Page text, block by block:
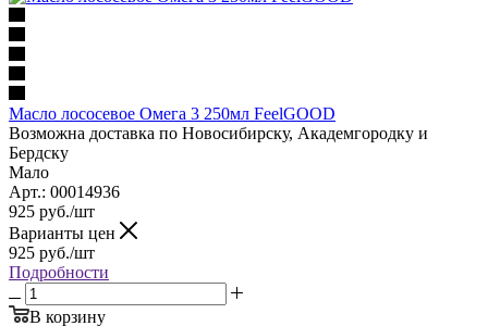
Масло лососевое Омега 3 250мл FeelGOOD
Возможна доставка по Новосибирску, Академгородку и
Бердску
Мало
Арт.: 00014936
925 руб./шт
Варианты цен
925 руб./шт
Подробности
В корзину